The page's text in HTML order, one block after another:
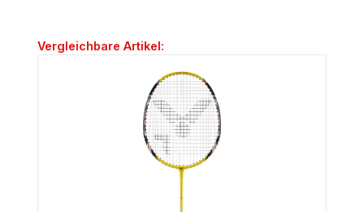
Produktgalerie überspringen
Vergleichbare Artikel: